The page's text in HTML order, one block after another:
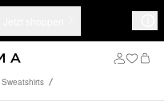
Sweatshirts